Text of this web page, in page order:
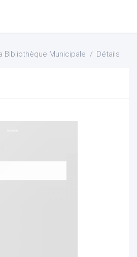
Bibliothèque Municipale Détails